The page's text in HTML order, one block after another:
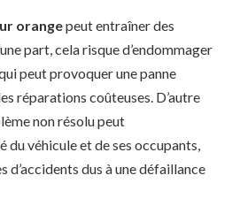
orangepeut entraîner des
part, cela risque d’endommager
peut provoquer une panne
réparations coûteuses. D’autre
non résolu peut
véhicule et de ses occupants,
d’accidents dus à une défaillance